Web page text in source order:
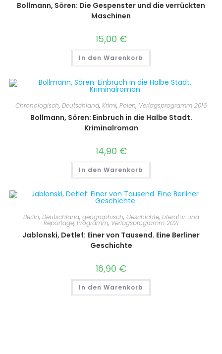
Bollmann, Sören: Die Gespenster und die verrückten
Maschinen
15,00 €
In den Warenkorb
Chronologisch, Deutschland, Krimi, Polen, Verlagsprogramm 2016
Bollmann, Sören: Einbruch in die Halbe Stadt.
Kriminalroman
14,90 €
In den Warenkorb
Berlin, Deutschland, geographisch, Geschichte, Literatur und
Reportage, Programm, Verlagsprogramm 2021
Jablonski, Detlef: Einer von Tausend. Eine Berliner
Geschichte
16,90 €
In den Warenkorb